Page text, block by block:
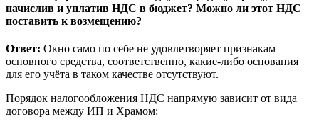
начислив и уплатив НДС в бюджет? Можно ли этот НДС
поставить к возмещению?
Ответ: Окно само по себе не удовлетворяет признакам
основного средства, соответственно, какие-либо основания
для его учёта в таком качестве отсутствуют.
Порядок налогообложения НДС напрямую зависит от вида
договора между ИП и Храмом: